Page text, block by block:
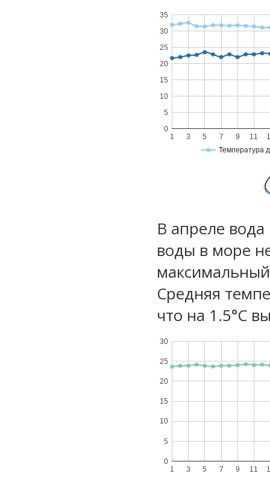
Температура
1 3 5 7 9 11
0
5
10
15
20
25
30
35
В апреле
воды в море
максимальный
Средняя
что на 1.5°C
1 3 5 7 9 11
0
5
10
15
20
25
30